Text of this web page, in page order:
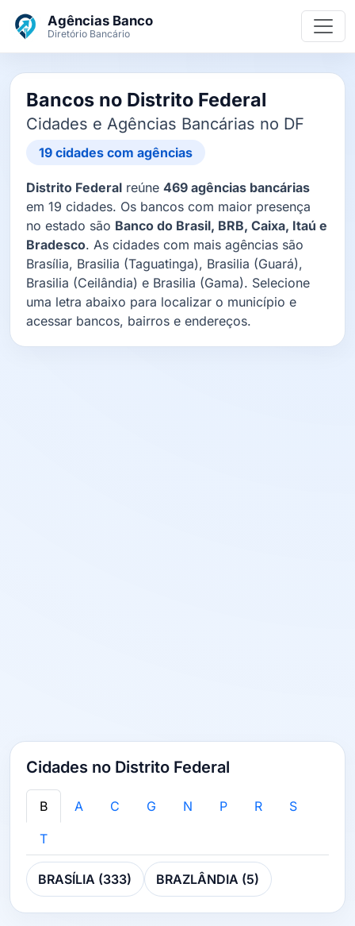
Agências Banco
Diretório Bancário
Bancos no Distrito Federal
Cidades e Agências Bancárias no DF
19 cidades com agências
Distrito Federal reúne 469 agências bancárias
em 19 cidades. Os bancos com maior presença
no estado são Banco do Brasil, BRB, Caixa, Itaú e
Bradesco. As cidades com mais agências são
Brasília, Brasilia (Taguatinga), Brasilia (Guará),
Brasilia (Ceilândia) e Brasilia (Gama). Selecione
uma letra abaixo para localizar o município e
acessar bancos, bairros e endereços.
Cidades no Distrito Federal
B A C G N P R S
T
BRASÍLIA (333) BRAZLÂNDIA (5)